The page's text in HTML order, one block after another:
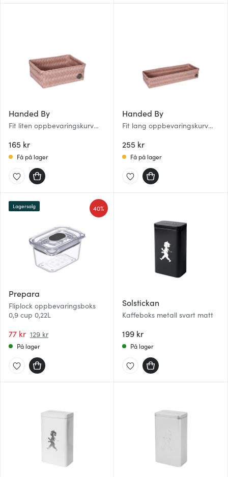
Handed By
Fit liten oppbevaringskurv
165 kr
Få på lager
Handed By
Fit lang oppbevaringskurv
255 kr
Få på lager
Prepara
Fliplock oppbevaringsboks
0,9 cup 0,22L
77 kr 129 kr
40%
Lagersalg
På lager
Solstickan
Kaffeboks metall svart matt
199 kr
På lager